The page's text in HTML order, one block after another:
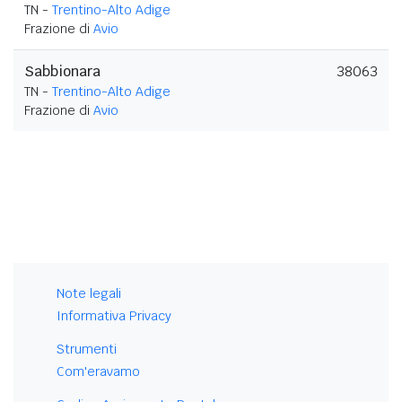
TN - Trentino-Alto Adige
Frazione di Avio
Sabbionara
TN - Trentino-Alto Adige
Frazione di Avio
38063
Note legali
Informativa Privacy
Strumenti
Com'eravamo